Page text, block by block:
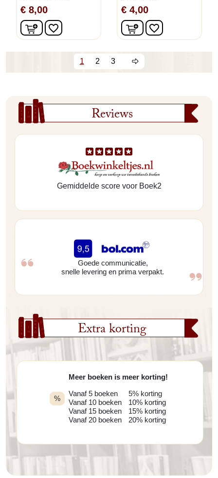
Reviews
Gemiddelde score voor Boek2
Goede communicatie,
snelle levering en prima verpakt.
Extra korting
%
Meer boeken is meer korting!
Vanaf 5 boeken
Vanaf 10 boeken
Vanaf 15 boeken
Vanaf 20 boeken
5% korting
10% korting
15% korting
20% korting
€ 8,00
In winkelwagen
favorite_border
€ 4,00
In winkelwagen
favorite_border
1 2 3